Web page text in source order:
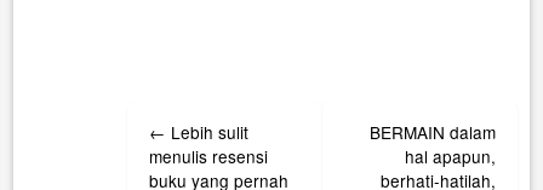
navigation
← Lebih sulit
menulis resensi
buku yang pernah
BERMAIN dalam
hal apapun,
berhati-hatilah,